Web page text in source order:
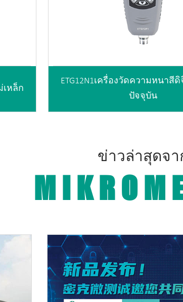
เหล็ก
ETG12N1เครื่องวัดความหนาสีดิ
ปัจจุบัน
ข่าวล่าสุดจา